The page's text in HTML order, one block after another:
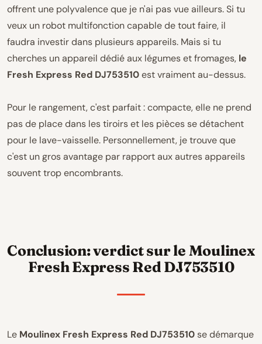
offrent une polyvalence que je n'ai pas vue ailleurs. Si tu
veux un robot multifonction capable de tout faire, il
faudra investir dans plusieurs appareils. Mais si tu
cherches un appareil dédié aux légumes et fromages, le
Fresh Express Red DJ753510est vraiment au-dessus.
Pour le rangement, c'est parfait : compacte, elle ne prend
pas de place dans les tiroirs et les pièces se détachent
pour le lave-vaisselle. Personnellement, je trouve que
c'est un gros avantage par rapport aux autres appareils
souvent trop encombrants.
Conclusion: verdict sur le Moulinex
Fresh Express Red DJ753510
Le Moulinex Fresh Express Red DJ753510se démarque